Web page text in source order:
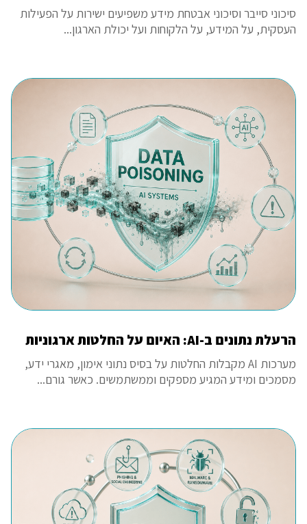
סיכוני סייבר וסיכוני אבטחת מידע משפיעים ישירות על הפעילות
העסקית, על המידע, על הלקוחות ועל יכולת הארגון...
הרעלת נתונים ב-AI: האיום על החלטות ארגוניות
מערכות AI מקבלות החלטות על בסיס נתוני אימון, מאגרי ידע,
מסמכים ומידע המגיע מספקים וממשתמשים. כאשר גורם...